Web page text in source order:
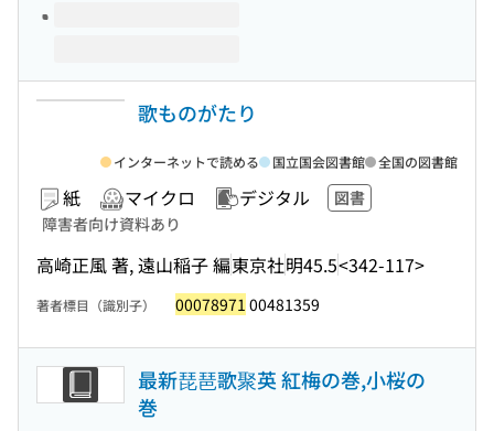
歌ものがたり
紙 マイクロ デジタル
図書
障害者向け資料あり
高崎正風 著, 遠山稲子 編東京社明45.5<342-117>
インターネットで読める 国立国会図書館 全国の図書館
著者標目（識別子） 00078971 00481359
最新琵琶歌聚英 紅梅の巻,小桜の
巻